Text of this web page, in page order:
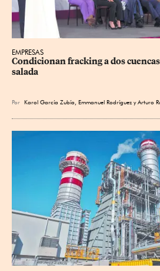
EMPRESAS
Condicionan fracking a dos
salada
Por Karol García Zubía Emmanuel Rodríguez yArturo